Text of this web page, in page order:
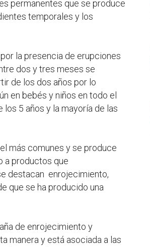
permanentes que se produce
temporales y los
la presencia de erupciones
dos y tres meses se
de los dos años por lo
en bebés y niños en todo el
5 años y la mayoría de las
más comunes y se produce
a productos que
destacan enrojecimiento,
que se ha producido una
de enrojecimiento y
manera y está asociada a las